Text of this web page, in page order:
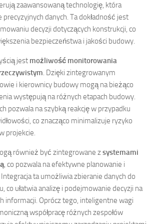
zaawansowaną technologię, która
danych. Ta dokładność jest
decyzji dotyczących konstrukcji, co
bezpieczeństwa i jakości budowy.
jest możliwość monitorowania
. Dzięki zintegrowanym
i kierownicy budowy mogą na bieżąco
występują na różnych etapach budowy.
pozwala na szybką reakcję w przypadku
co znacząco minimalizuje ryzyko
projekcie.
również być zintegrowane zsystemami
, co pozwala na efektywne planowanie i
Integracja ta umożliwia zbieranie danych do
co ułatwia analizę i podejmowanie decyzji na
informacji. Oprócz tego, inteligentne wagi
współpracę różnych zespołów